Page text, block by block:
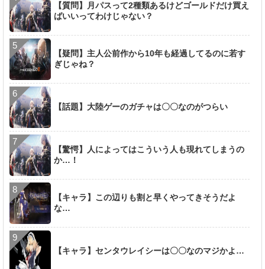
【質問】月パスって2種類あるけどゴールドだけ買え
ばいいってわけじゃない？
【疑問】主人公前作から10年も経過してるのに若す
ぎじゃね？
【話題】大陸ゲーのガチャは〇〇なのがつらい
【驚愕】人によってはこういう人も現れてしまうの
か…！
【キャラ】この辺りも割と早くやってきそうだよ
な…
【キャラ】センタウレイシーは〇〇なのマジかよ…